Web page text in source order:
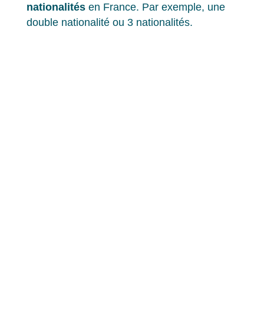
nationalités en France. Par exemple, une
double nationalité ou 3 nationalités.